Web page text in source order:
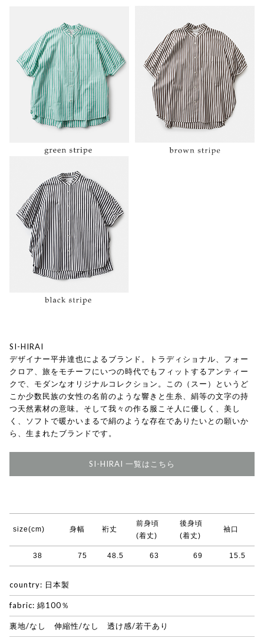
SI-HIRAI
デザイナー平井達也によるブランド。トラディショナル、フォー
クロア、旅をモチーフにいつの時代でもフィットするアンティー
クで、モダンなオリジナルコレクション。この（スー）というど
こか少数民族の女性の名前のような響きと生糸、絹等の文字の持
つ天然素材の意味。そして我々の作る服こそ人に優しく、美し
く、ソフトで暖かいまるで絹のような存在でありたいとの願いか
ら、生まれたブランドです。
SI-HIRAI 一覧はこちら
size(cm) 身幅 裄丈
前身頃
(着丈)
後身頃
(着丈)
袖口
38 75 48.5 63 69 15.5
country: 日本製
fabric: 綿100％
裏地/なし 伸縮性/なし 透け感/若干あり